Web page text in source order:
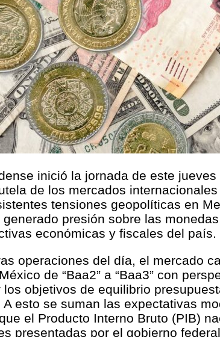
inició la jornada de este
de los mercados
tensiones geopolíticas en
presión sobre las
económicas y fiscales del país.
operaciones del día, el mercado
de “Baa2” a “Baa3” con
objetivos de equilibrio
esto se suman las expectativas
el Producto Interno Bruto (PIB)
presentadas por el gobierno